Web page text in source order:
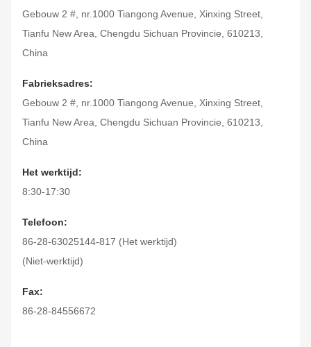
Gebouw 2 #, nr.1000 Tiangong Avenue, Xinxing Street,
Tianfu New Area, Chengdu Sichuan Provincie, 610213,
China
Fabrieksadres:
Gebouw 2 #, nr.1000 Tiangong Avenue, Xinxing Street,
Tianfu New Area, Chengdu Sichuan Provincie, 610213,
China
Het werktijd:
8:30-17:30
Telefoon:
86-28-63025144-817 (Het werktijd)
(Niet-werktijd)
Fax:
86-28-84556672